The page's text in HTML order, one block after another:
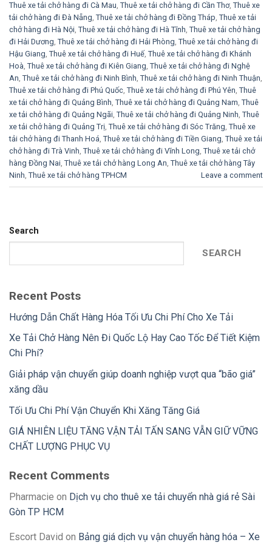
Thuê xe tải chở hàng đi Cà Mau, Thuê xe tải chở hàng đi Cần Thơ, Thuê xe
tải chở hàng đi Đà Nẵng, Thuê xe tải chở hàng đi Đồng Tháp, Thuê xe tải
chở hàng đi Hà Nội, Thuê xe tải chở hàng đi Hà Tĩnh, Thuê xe tải chở hàng
đi Hải Dương, Thuê xe tải chở hàng đi Hải Phòng, Thuê xe tải chở hàng đi
Hậu Giang, Thuê xe tải chở hàng đi Huế, Thuê xe tải chở hàng đi Khánh
Hoà, Thuê xe tải chở hàng đi Kiên Giang, Thuê xe tải chở hàng đi Nghệ
An, Thuê xe tải chở hàng đi Ninh Bình, Thuê xe tải chở hàng đi Ninh Thuận,
Thuê xe tải chở hàng đi Phú Quốc, Thuê xe tải chở hàng đi Phú Yên, Thuê
xe tải chở hàng đi Quảng Bình, Thuê xe tải chở hàng đi Quảng Nam, Thuê
xe tải chở hàng đi Quảng Ngãi, Thuê xe tải chở hàng đi Quảng Ninh, Thuê
xe tải chở hàng đi Quảng Trị, Thuê xe tải chở hàng đi Sóc Trăng, Thuê xe
tải chở hàng đi Thanh Hoá, Thuê xe tải chở hàng đi Tiền Giang, Thuê xe tải
chở hàng đi Trà Vinh, Thuê xe tải chở hàng đi Vĩnh Long, Thuê xe tải chở
hàng Đồng Nai, Thuê xe tải chở hàng Long An, Thuê xe tải chở hàng Tây
Ninh, Thuê xe tải chở hàng TPHCM Leave a comment
Search
SEARCH
Recent Posts
Hướng Dẫn Chất Hàng Hóa Tối Ưu Chi Phí Cho Xe Tải
Xe Tải Chở Hàng Nên Đi Quốc Lộ Hay Cao Tốc Để Tiết Kiệm
Chi Phí?
Giải pháp vận chuyển giúp doanh nghiệp vượt qua “bão giá”
xăng dầu
Tối Ưu Chi Phí Vận Chuyển Khi Xăng Tăng Giá
GIÁ NHIÊN LIỆU TĂNG VẬN TẢI TẤN SANG VẪN GIỮ VỮNG
CHẤT LƯỢNG PHỤC VỤ
Recent Comments
Pharmacie on Dịch vụ cho thuê xe tải chuyển nhà giá rẻ Sài
Gòn TP HCM
Escort David on Bảng giá dịch vụ vận chuyển hàng hóa – Xe